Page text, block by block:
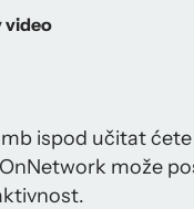
video
ispod učitat
može